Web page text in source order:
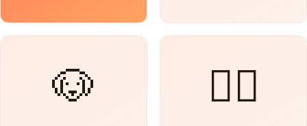
🐕‍🦺
🐶